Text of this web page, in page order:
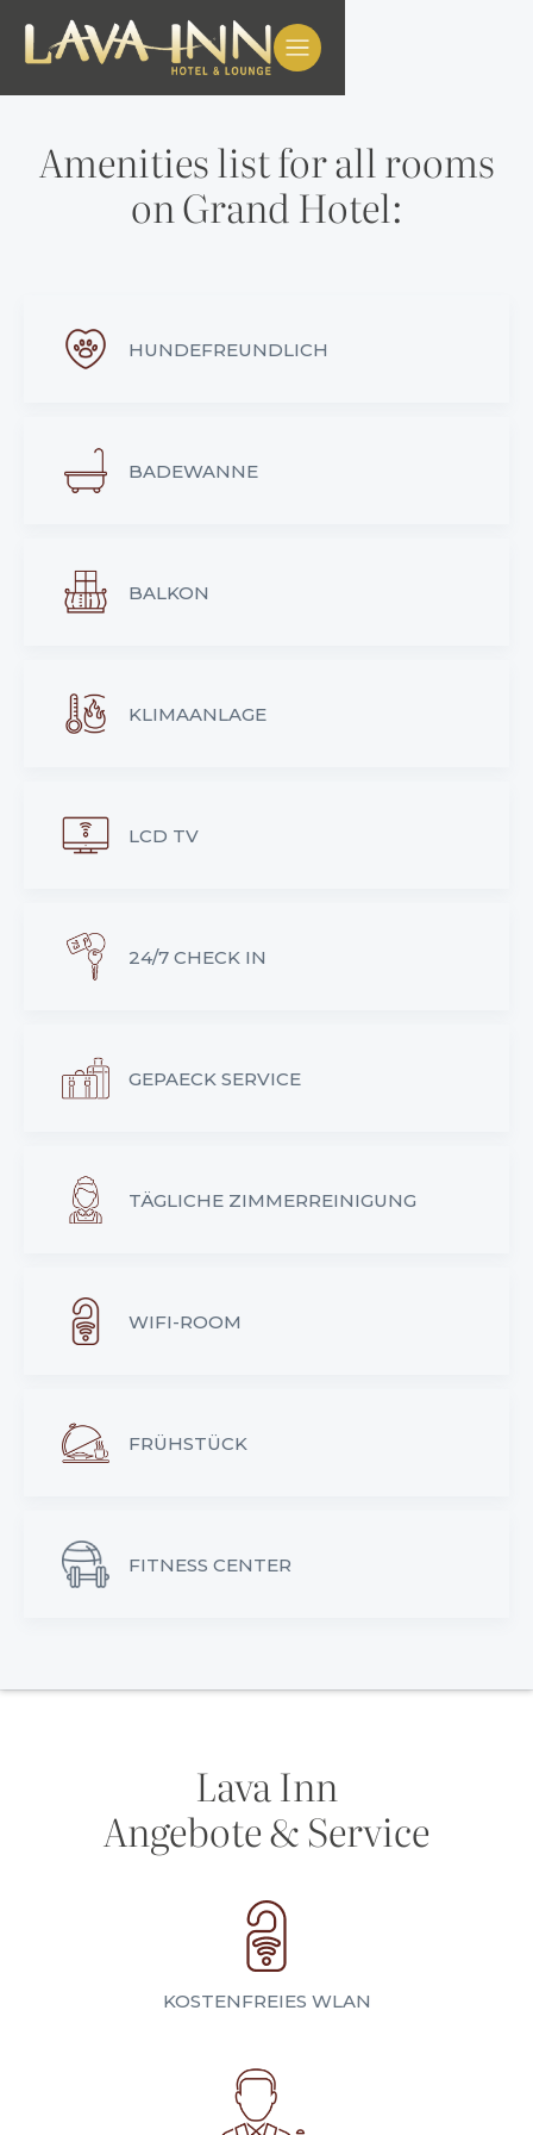
Amenities list for all rooms
on Grand Hotel:
HUNDEFREUNDLICH
BADEWANNE
BALKON
KLIMAANLAGE
LCD TV
24/7 CHECK IN
GEPAECK SERVICE
TÄGLICHE ZIMMERREINIGUNG
WIFI-ROOM
FRÜHSTÜCK
FITNESS CENTER
Lava Inn
Angebote & Service
KOSTENFREIES WLAN